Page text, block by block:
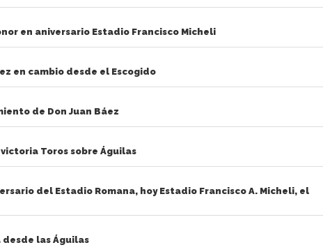
en aniversario Estadio Francisco Micheli
en cambio desde el Escogido
de Don Juan Báez
Toros sobre Águilas
del Estadio Romana, hoy Estadio Francisco A. Micheli, el
desde las Águilas